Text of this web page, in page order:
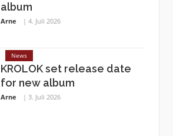
album
Arne 4. Juli 2026
News
KROLOK set release date
for new album
Arne 3. Juli 2026